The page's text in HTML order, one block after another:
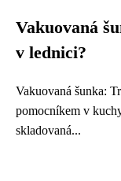
Vakuovaná
v lednici?
Vakuovaná šunka:
pomocníkem v
skladovaná...